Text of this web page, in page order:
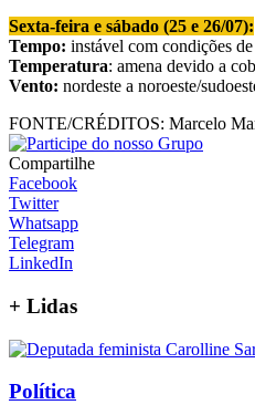
Sexta-feira e sábado (25 e 26/07):
Tempo: instável com condições
Temperatura: amena devido a
Vento: nordeste a noroeste/
FONTE/CRÉDITOS: Marcelo
Compartilhe
Facebook
Twitter
Whatsapp
Telegram
LinkedIn
+ Lidas
Política